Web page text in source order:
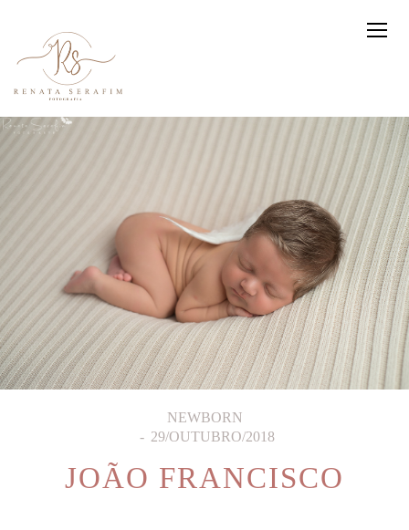
NEWBORN
29/OUTUBRO/2018
JOÃO FRANCISCO